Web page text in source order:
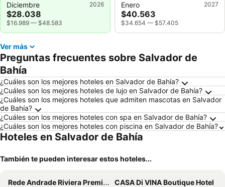
Diciembre 2026
$28.038
$16.989 — $48.583
Enero 2027
$40.563
$34.654 — $57.405
Ver más
Preguntas frecuentes sobre Salvador de
Bahía
¿Cuáles son los mejores hoteles en Salvador de Bahía?
¿Cuáles son los mejores hoteles de lujo en Salvador de Bahía?
¿Cuáles son los mejores hoteles que admiten mascotas en Salvador
de Bahía?
¿Cuáles son los mejores hoteles con spa en Salvador de Bahía?
¿Cuáles son los mejores hoteles con piscina en Salvador de Bahía?
Hoteles en Salvador de Bahía
También te pueden interesar estos hoteles...
Rede Andrade Riviera Premium
CASA Di VINA Boutique Hotel